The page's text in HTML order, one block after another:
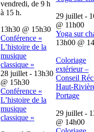
vendredi, de 9 h
à 15 h.
13h30 @ 15h30
Conférence «
L’histoire de la
musique
classique »
28 juillet - 13h30
@ 15h30
Conférence «
L’histoire de la
musique
classique »
29 juillet -
@ 11h00
Yoga sur
13h00 @
Coloriage
extérieur –
Conseil
Haut-
Portage
29 juillet -
@ 14h00